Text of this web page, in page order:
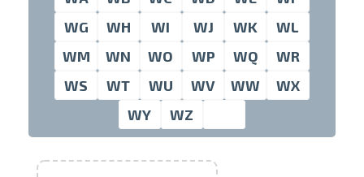
Проведите,
WG
WH WI WJ WK
WL
WM
WN WO WP WQ
WR
WS
WT WU WV WW
WX
WY
WZ